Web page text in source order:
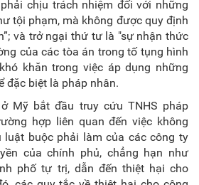
chịu trách nhiệm đối với những
tội phạm, mà không được quy định
và trở ngại thứ tư là "sự nhận thức
của các tòa án trong tố tụng hình
khăn trong việc áp dụng những
đặc biệt là pháp nhân.
Mỹ bắt đầu truy cứu TNHS pháp
hợp liên quan đến việc không
luật buộc phải làm của các công ty
của chính phủ, chẳng hạn như
phố tự trị, dẫn đến thiệt hại cho